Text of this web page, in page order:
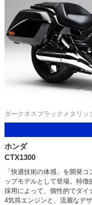
ダークネスブラックメタリッ
ホンダ
CTX1300
「快適技術の体感」を開発
ップモデルとして登場。特
採用によって、個性的でダイ
4気筒エンジンと、流麗なデ